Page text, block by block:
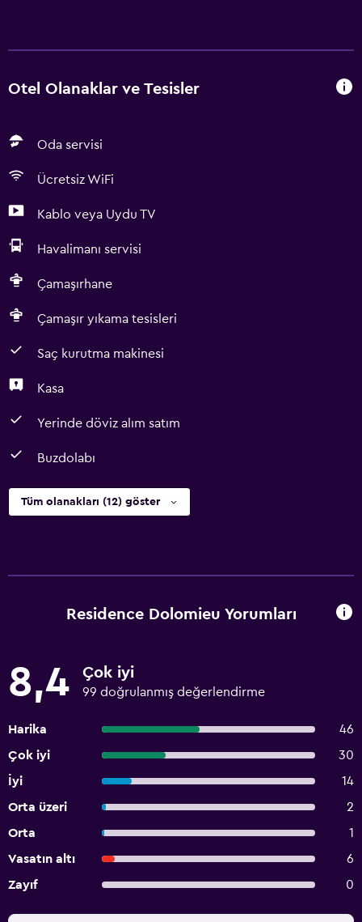
Otel Olanaklar ve Tesisler
Oda servisi
Ücretsiz WiFi
Kablo veya Uydu TV
Havalimanı servisi
Çamaşırhane
Çamaşır yıkama tesisleri
Saç kurutma makinesi
Kasa
Yerinde döviz alım satım
Buzdolabı
Tüm olanakları (12) göster
Residence Dolomieu Yorumları
8,4 Çok iyi
99 doğrulanmış değerlendirme
Harika
46
Çok iyi
30
İyi
14
Orta üzeri
2
Orta
1
Vasatın altı
6
Zayıf
0